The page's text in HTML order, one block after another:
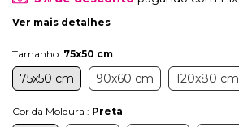
Ver mais detalhes
Tamanho: 75x50 cm
75x50 cm 90x60 cm 120x80 cm
Cor da Moldura : Preta